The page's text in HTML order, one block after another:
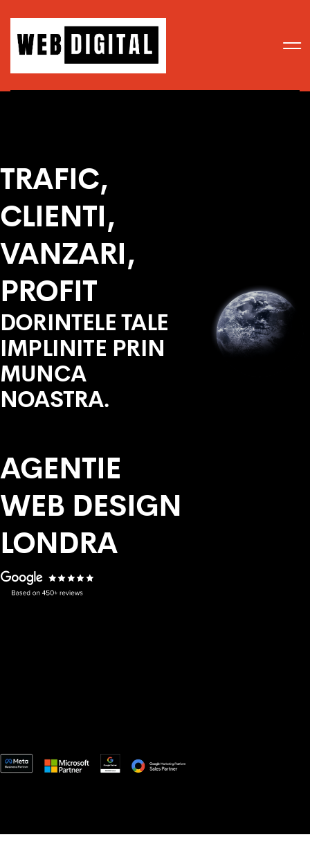
TRAFIC,
CLIENTI,
VANZARI,
PROFIT
DORINTELE TALE
IMPLINITE PRIN
MUNCA
NOASTRA.
AGENTIE
WEB DESIGN
LONDRA